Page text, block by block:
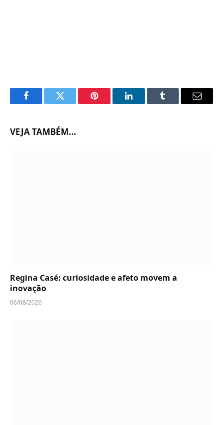
FacebookTwitter Pinterest LinkedInTumblr Email
VEJA TAMBÉM...
Regina Casé: curiosidade e afeto movem a
inovação
06/08/2026